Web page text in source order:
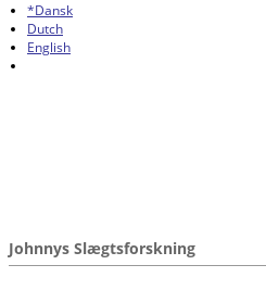
*Dansk
Dutch
English
Johnnys Slægtsforskning